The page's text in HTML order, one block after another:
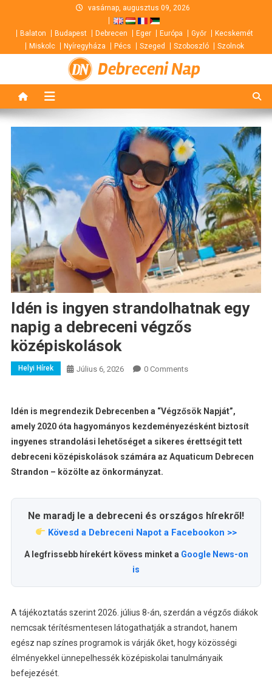
content
vasárnap, augusztus 09, 2026
Balaton Budapest Debrecen Eger Európa Győr
Kecskemét
Miskolc
Nyíregyháza Pécs Szeged Szoboszló Szolnok
Debreceni Nap
Idén is ingyen strandolhatnak egy
napig a debreceni végzős
középiskolások
Helyi Hírek Július 6, 2026 0 Comments
Idén is megrendezik Debrecenben a “Végzősök Napját”,
amely 2020 óta hagyományos kezdeményezésként biztosít
ingyenes strandolási lehetőséget a sikeres érettségit tett
debreceni középiskolások számára az Aquaticum Debrecen
Strandon – közölte az önkormányzat.
Ne maradj le a debreceni és országos hírekről!
Kövesd a Debreceni Napot a Facebookon >>
A legfrissebb hírekért kövess minket a Google News-on
is
A tájékoztatás szerint 2026. július 8-án, szerdán a végzős diákok
nemcsak térítésmentesen látogathatják a strandot, hanem
egész nap színes programok is várják őket, hogy közösségi
élményekkel ünnepelhessék középiskolai tanulmányaik
befejezését.